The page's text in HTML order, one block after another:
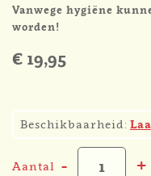
Vanwege hygiëne
worden!
€ 19,95
Beschikbaarheid:
Aantal - +
gallerij